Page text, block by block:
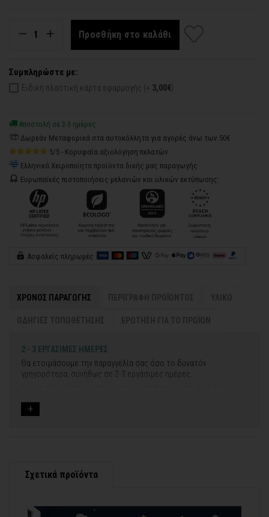
Προσθήκη στο καλάθι
Συμπληρώστε με:
Ειδική πλαστική κάρτα εφαρμογής (+ 3,00€)
Αποστολή σε 2-3 ημέρες
Δωρεάν Μεταφορικά στα αυτοκόλλητα για αγορές άνω των 50€
5/5 - Κορυφαία αξιολόγηση πελατών
Ελληνικά Χειροποίητα προϊόντα δικής μας παραγωγής
Ευρωπαϊκές πιστοποιήσεις μελανιών και υλικών εκτύπωσης:
Ασφαλείς πληρωμές
ΧΡΟΝΟΣ ΠΑΡΑΓΩΓΗΣ
2 - 3 ΕΡΓΑΣΙΜΕΣ ΗΜΕΡΕΣ
Θα ετοιμάσουμε την παραγγελία σας όσο το δυνατόν
γρηγορότερα, συνήθως σε 2-3 εργάσιμες ημέρες.
Εάν η αποστολή πραγματοποιείται κατά τη διάρκεια μεγάλων
Σχετικά προϊόντα